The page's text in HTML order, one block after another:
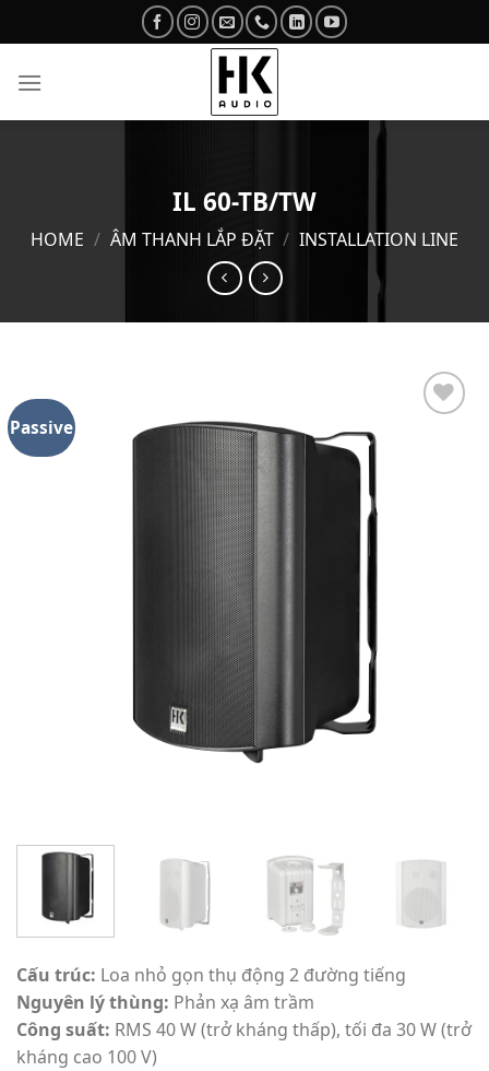
to
IL 60-TB/TW
HOME / ÂM THANH LẮP ĐẶT / INSTALLATION LINE
Passive
Cấu trúc: Loa nhỏ gọn thụ động 2 đường tiếng
Nguyên lý thùng: Phản xạ âm trầm
Công suất: RMS 40 W (trở kháng thấp), tối đa 30 W (trở
kháng cao 100 V)